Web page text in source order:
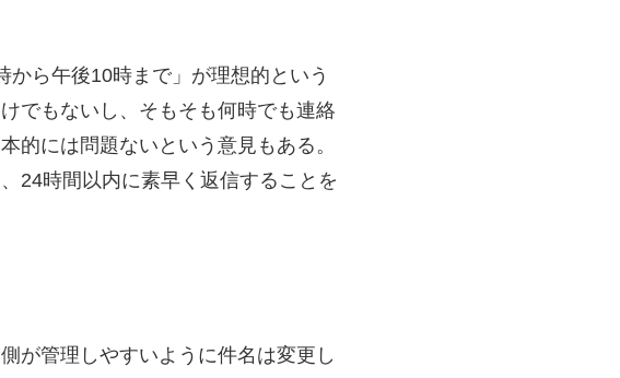
ら午後10時まで」が理想的という
でもないし、そもそも何時でも連絡
的には問題ないという意見もある。
24時間以内に素早く返信することを
が管理しやすいように件名は変更し